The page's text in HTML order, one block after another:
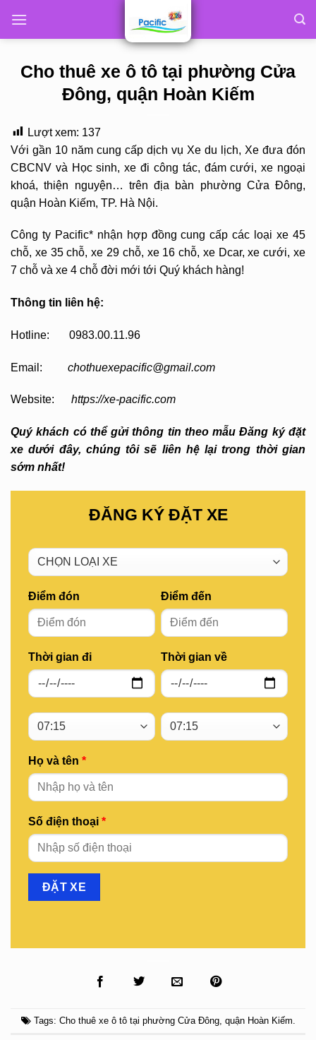
Cho thuê xe ô tô tại phường Cửa
Đông, quận Hoàn Kiếm
Lượt xem: 137
Với gần 10 năm cung cấp dịch vụ Xe du lịch, Xe đưa đón
CBCNV và Học sinh, xe đi công tác, đám cưới, xe ngoại
khoá, thiện nguyện… trên địa bàn phường Cửa Đông,
quận Hoàn Kiếm, TP. Hà Nội.
Công ty Pacific* nhận hợp đồng cung cấp các loại xe 45
chỗ, xe 35 chỗ, xe 29 chỗ, xe 16 chỗ, xe Dcar, xe cưới, xe
7 chỗ và xe 4 chỗ đời mới tới Quý khách hàng!
Thông tin liên hệ:
Hotline: 0983.00.11.96
Email: chothuexepacific@gmail.com
Website: https://xe-pacific.com
Quý khách có thể gửi thông tin theo mẫu Đăng ký đặt
xe dưới đây, chúng tôi sẽ liên hệ lại trong thời gian
sớm nhất!
ĐĂNG KÝ ĐẶT XE
Điểm đón
Thời gian đi
Điểm đến
Thời gian về
Họ và tên *
Số điện thoại *
Tags: Cho thuê xe ô tô tại phường Cửa Đông, quận Hoàn Kiếm